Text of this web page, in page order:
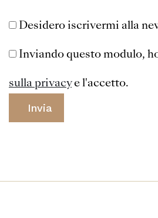
Desidero iscrivermi alla
Inviando questo modulo,
sulla privacye l'accetto.